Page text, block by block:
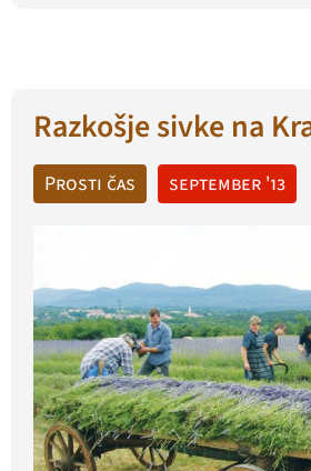
Razkošje sivke na
Prosti čas september '13